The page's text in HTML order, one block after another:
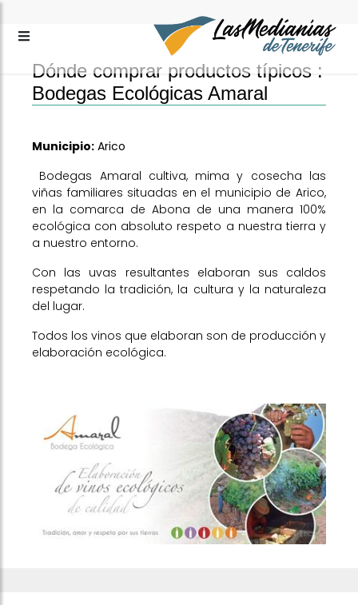
Dónde comprar productos típicos :
Bodegas Ecológicas Amaral
Municipio: Arico
Bodegas Amaral cultiva, mima y cosecha las
viñas familiares situadas en el municipio de Arico,
en la comarca de Abona de una manera 100%
ecológica con absoluto respeto a nuestra tierra y
a nuestro entorno.
Con las uvas resultantes elaboran sus caldos
respetando la tradición, la cultura y la naturaleza
del lugar.
Todos los vinos que elaboran son de producción y
elaboración ecológica.